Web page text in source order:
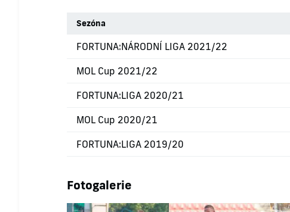
Sezóna
FORTUNA:NÁRODNÍ LIGA 2021/22
MOL Cup 2021/22
FORTUNA:LIGA 2020/21
MOL Cup 2020/21
FORTUNA:LIGA 2019/20
Fotogalerie